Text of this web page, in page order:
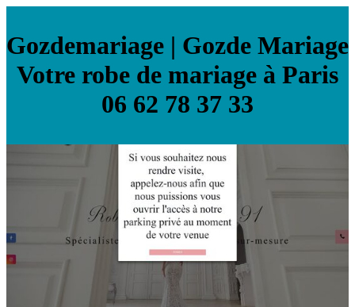
Goz­demaria­ge | Gozde Mariage
Votre robe de mariage à Paris
06 62 78 37 33